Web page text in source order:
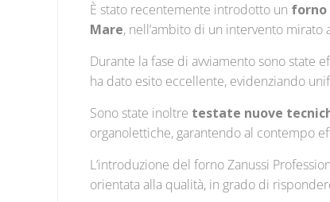
È stato recentemente introdotto un forno
Mare, nell’ambito di un intervento
Durante la fase di avviamento sono state
ha dato esito eccellente, evidenziando
Sono state inoltre testate nuove
organolettiche, garantendo al contempo
L’introduzione del forno Zanussi
orientata alla qualità, in grado di